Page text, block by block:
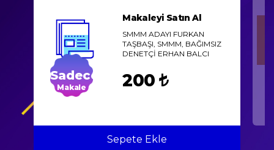
Sadece
Makale
Makaleyi Satın Al
SMMM ADAYI FURKAN
TAŞBAŞI, SMMM, BAĞIMSIZ
DENETÇİ ERHAN BALCI
200
Sepete Ekle